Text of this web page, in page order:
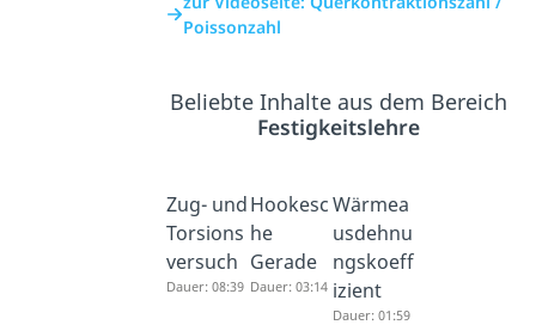
Poissonzahl
Beliebte Inhalte aus dem Bereich
Festigkeitslehre
Zug- und
Torsions
versuch
Dauer: 08:39
Hookesc
he
Gerade
Dauer: 03:14
Wärmea
usdehnu
ngskoeff
izient
Dauer: 01:59